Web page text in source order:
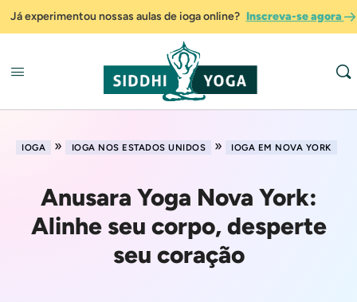
Já experimentou nossas aulas de ioga online? Inscreva-se agora
IOGA » IOGA NOS ESTADOS UNIDOS » IOGA EM NOVA YORK
Anusara Yoga Nova York:
Alinhe seu corpo, desperte
seu coração